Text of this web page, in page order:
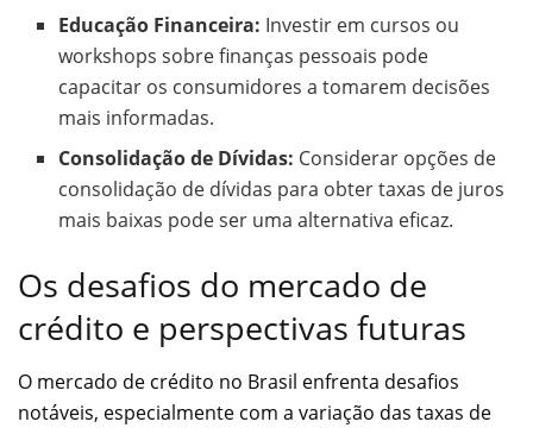
Educação Financeira: Investir em cursos ou
workshops sobre finanças pessoais pode
capacitar os consumidores a tomarem decisões
mais informadas.
Consolidação de Dívidas: Considerar opções de
consolidação de dívidas para obter taxas de juros
mais baixas pode ser uma alternativa eficaz.
Os desafios do mercado de
crédito e perspectivas futuras
O mercado de crédito no Brasil enfrenta desafios
notáveis, especialmente com a variação das taxas de